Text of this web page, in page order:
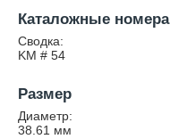
Каталожные номера
Сводка:
KM # 54
Размер
Диаметр:
38.61 мм